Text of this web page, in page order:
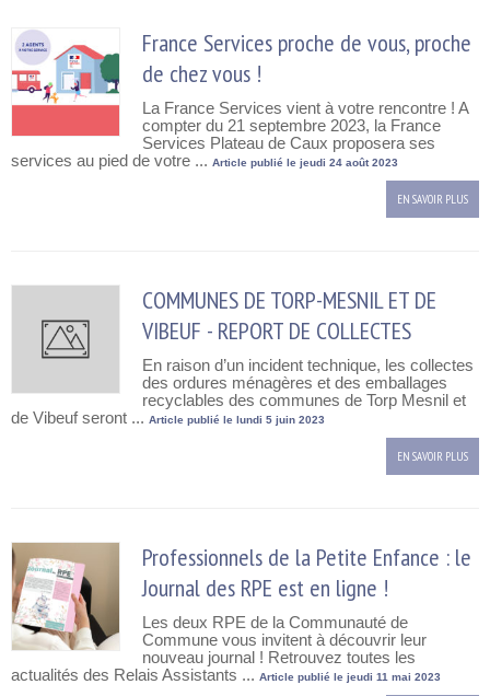
France Services proche de vous, proche
de chez vous !
La France Services vient à votre rencontre ! A
compter du 21 septembre 2023, la France
Services Plateau de Caux proposera ses
services au pied de votre ... Article publié le jeudi 24 août 2023
EN SAVOIR PLUS
COMMUNES DE TORP-MESNIL ET DE
VIBEUF - REPORT DE COLLECTES
En raison d’un incident technique, les collectes
des ordures ménagères et des emballages
recyclables des communes de Torp Mesnil et
de Vibeuf seront ... Article publié le lundi 5 juin 2023
EN SAVOIR PLUS
Professionnels de la Petite Enfance : le
Journal des RPE est en ligne !
Les deux RPE de la Communauté de
Commune vous invitent à découvrir leur
nouveau journal ! Retrouvez toutes les
actualités des Relais Assistants ... Article publié le jeudi 11 mai 2023